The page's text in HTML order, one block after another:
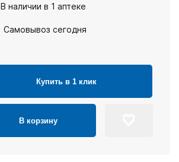
В наличии в 1 аптеке
Самовывоз сегодня
Купить в 1 клик
В корзину